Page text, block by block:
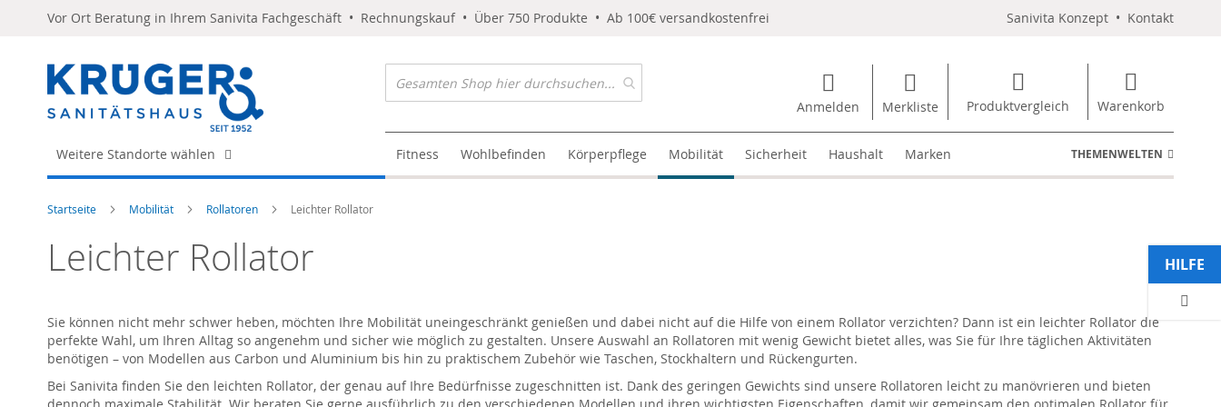
Vor Ort Beratung in Ihrem Sanivita Fachgeschäft • Rechnungskauf • Über 750 Produkte • Ab 100€ versandkostenfrei Sanivita Konzept • Kontakt
Anmelden Merkliste Produktvergleich Warenkorb
Weitere Standorte wählen Fitness Wohlbefinden Körperpflege Mobilität Sicherheit Haushalt Marken THEMENWELTEN
Startseite Mobilität Rollatoren Leichter Rollator
Leichter Rollator
Sie können nicht mehr schwer heben, möchten Ihre Mobilität uneingeschränkt genießen und dabei nicht auf die Hilfe von einem Rollator verzichten? Dann ist ein leichter Rollator die
perfekte Wahl, um Ihren Alltag so angenehm und sicher wie möglich zu gestalten. Unsere Auswahl an Rollatoren mit wenig Gewicht bietet alles, was Sie für Ihre täglichen Aktivitäten
benötigen – von Modellen aus Carbon und Aluminium bis hin zu praktischem Zubehör wie Taschen, Stockhaltern und Rückengurten.
Bei Sanivita finden Sie den leichten Rollator, der genau auf Ihre Bedürfnisse zugeschnitten ist. Dank des geringen Gewichts sind unsere Rollatoren leicht zu manövrieren und bieten
HILFE